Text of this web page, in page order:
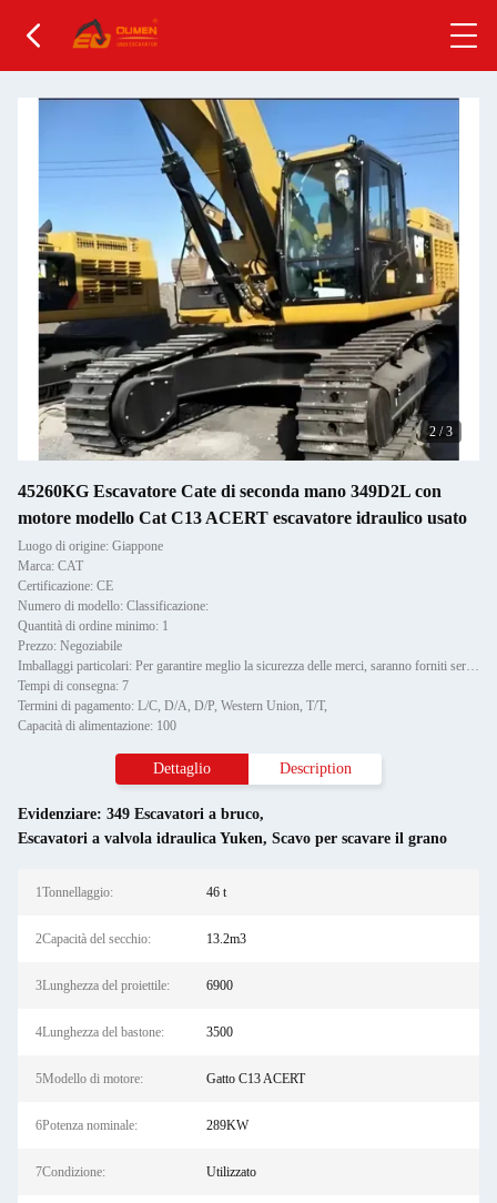
2 /3
45260KG Escavatore Cate di seconda mano 349D2L con
motore modello Cat C13 ACERT escavatore idraulico usato
Luogo di origine: Giappone
Marca: CAT
Certificazione: CE
Numero di modello: Classificazione:
Quantità di ordine minimo: 1
Prezzo: Negoziabile
Imballaggi particolari: Per garantire meglio la sicurezza delle merci, saranno forniti servizi di imballaggio professionali,
Tempi di consegna: 7
Termini di pagamento: L/C, D/A, D/P, Western Union, T/T,
Capacità di alimentazione: 100
Dettaglio Description
Evidenziare: 349 Escavatori a bruco,
Escavatori a valvola idraulica Yuken, Scavo per scavare il grano
1Tonnellaggio: 46 t
2Capacità del secchio: 13.2m3
3Lunghezza del proiettile: 6900
4Lunghezza del bastone: 3500
5Modello di motore: Gatto C13 ACERT
6Potenza nominale: 289KW
7Condizione: Utilizzato